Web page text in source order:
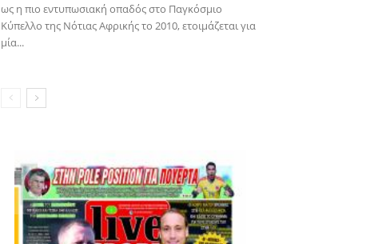
ως η πιο εντυπωσιακή οπαδός στο Παγκόσμιο
Κύπελλο της Νότιας Αφρικής το 2010, ετοιμάζεται για
μία...